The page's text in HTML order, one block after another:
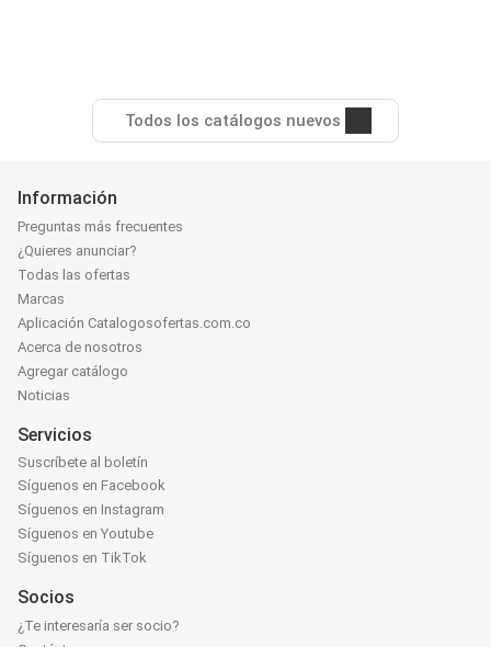
Todos los catálogos nuevos
Información
Preguntas más frecuentes
¿Quieres anunciar?
Todas las ofertas
Marcas
Aplicación Catalogosofertas.com.co
Acerca de nosotros
Agregar catálogo
Noticias
Servicios
Suscríbete al boletín
Síguenos en Facebook
Síguenos en Instagram
Síguenos en Youtube
Síguenos en TikTok
Socios
¿Te interesaría ser socio?